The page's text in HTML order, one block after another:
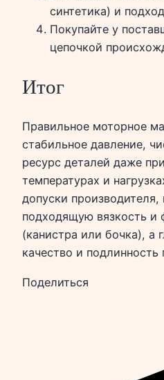
синтетика) и
Покупайте у
цепочкой
Итог
Правильное моторное
стабильное давление,
ресурс деталей даже
температурах и
допуски производителя,
подходящую вязкость и
(канистра или бочка), а
качество и подлинность
Поделиться